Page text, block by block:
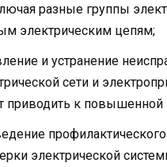
разные группы
электрическим цепям;
и устранение
сети и
приводить к повышенной
электрической